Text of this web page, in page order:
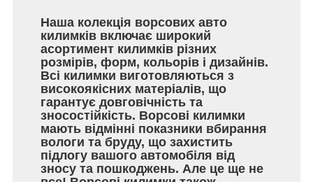
Наша колекція ворсових авто
килимків включає широкий
асортимент килимків різних
розмірів, форм, кольорів і дизайнів.
Всі килимки виготовляються з
високоякісних матеріалів, що
гарантує довговічність та
зносостійкість. Ворсові килимки
мають відмінні показники вбирання
вологи та бруду, що захистить
підлогу вашого автомобіля від
зносу та пошкоджень. Але це ще не